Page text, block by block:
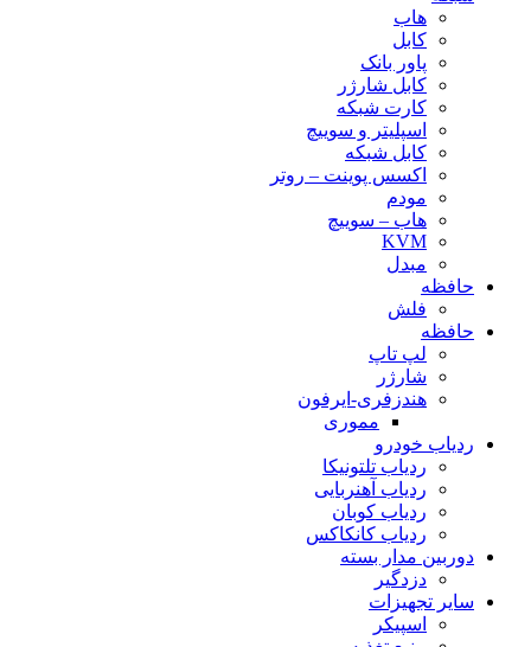
هاب
کابل
پاور بانک
کابل شارژر
کارت شبکه
اسپلیتر و سوییچ
کابل شبکه
اکسس پوینت – روتر
مودم
هاب – سوییچ
KVM
مبدل
حافظه
فلش
حافظه
لپ تاپ
شارژر
هندزفری-ایرفون
مموری
ردیاب خودرو
ردیاب تلتونیکا
ردیاب آهنربایی
ردیاب کوبان
ردیاب کانکاکس
دوربین مدار بسته
دزدگیر
سایر تجهیزات
اسپیکر